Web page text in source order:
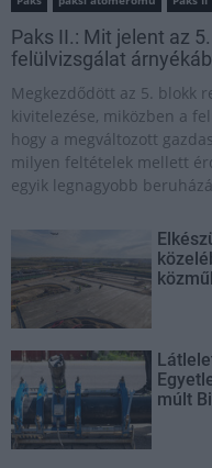
Paks II.: Mit jelent az
felülvizsgálat
Megkezdődött az 5. blokk
kivitelezése, miközben a
hogy a megváltozott
milyen feltételek mellett
egyik legnagyobb
múlt